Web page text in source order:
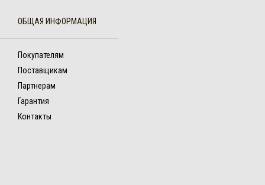
ОБЩАЯ ИНФОРМАЦИЯ
Покупателям
Поставщикам
Партнерам
Гарантия
Контакты